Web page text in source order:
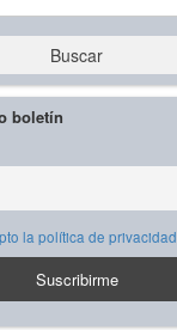
Buscar
boletín
la política de privacidad